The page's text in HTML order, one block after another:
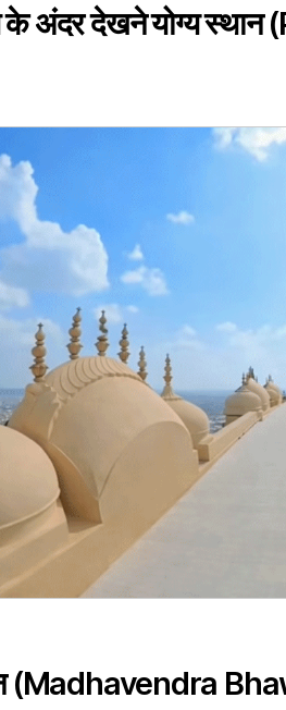
के अंदर देखने योग्य
(Madhavendra